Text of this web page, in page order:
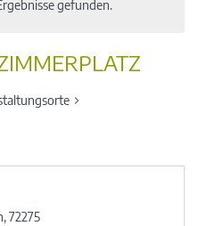
gefunden.
,72275